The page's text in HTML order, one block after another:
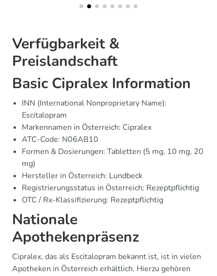
Verfügbarkeit &
Preislandschaft
Basic Cipralex Information
INN (International Nonproprietary Name):
Escitalopram
Markennamen in Österreich: Cipralex
ATC-Code: N06AB10
Formen & Dosierungen: Tabletten (5 mg, 10 mg, 20
mg)
Hersteller in Österreich: Lundbeck
Registrierungsstatus in Österreich: Rezeptpflichtig
OTC / Rx-Klassifizierung: Rezeptpflichtig
Nationale
Apothekenpräsenz
Cipralex, das als Escitalopram bekannt ist, ist in vielen
Apotheken in Österreich erhältlich. Hierzu gehören